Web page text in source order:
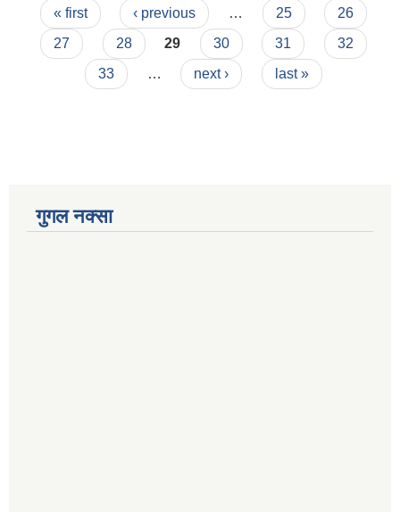
Pages
« first ‹ previous … 25
26
27
28 29 30 31
32
33
… next › last »
गुगल नक्सा